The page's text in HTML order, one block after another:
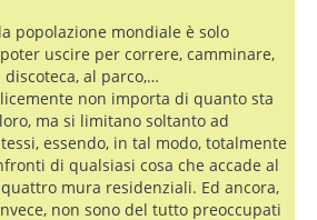
popolazione mondiale è solo
uscire per correre, camminare,
al parco,…
non importa di quanto sta
ma si limitano soltanto ad
essendo, in tal modo, totalmente
di qualsiasi cosa che accade al
mura residenziali. Ed ancora,
non sono del tutto preoccupati